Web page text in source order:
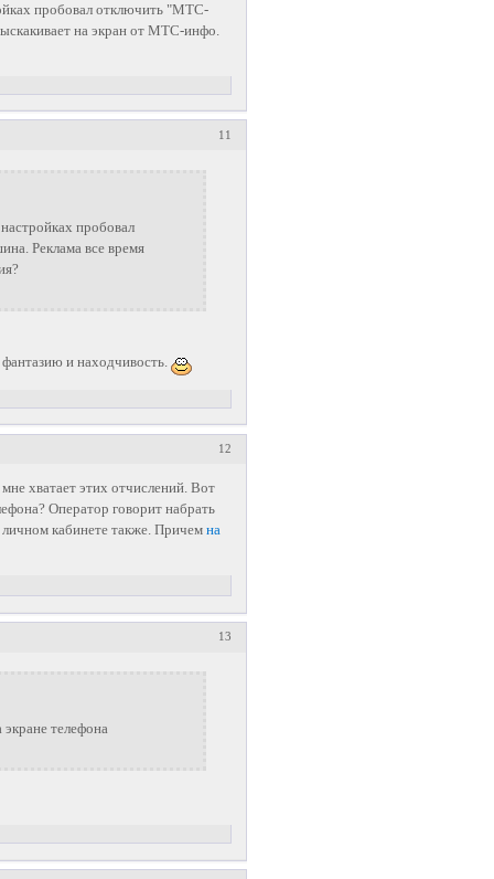
пробовал отключить "МТС-
на экран от МТС-инфо.
11
пробовал
Реклама все время
и находчивость.
12
хватает этих отчислений. Вот
Оператор говорит набрать
личном кабинете также. Причем на
13
телефона